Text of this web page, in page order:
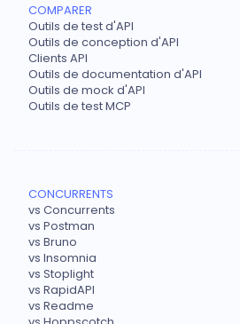
COMPARER
Outils de test d'API
Outils de conception d'API
Clients API
Outils de documentation d'API
Outils de mock d'API
Outils de test MCP
CONCURRENTS
vs Concurrents
vs Postman
vs Bruno
vs Insomnia
vs Stoplight
vs RapidAPI
vs Readme